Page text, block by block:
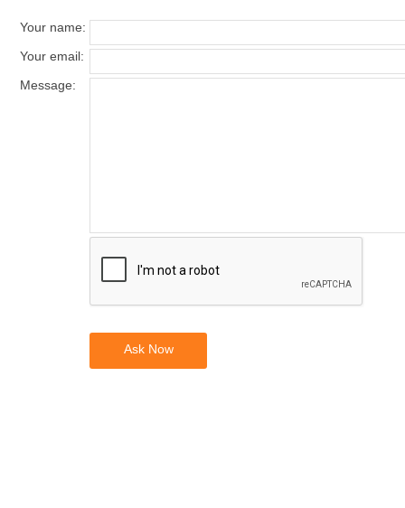
Your name:
Your email:
Message:
Ask Now